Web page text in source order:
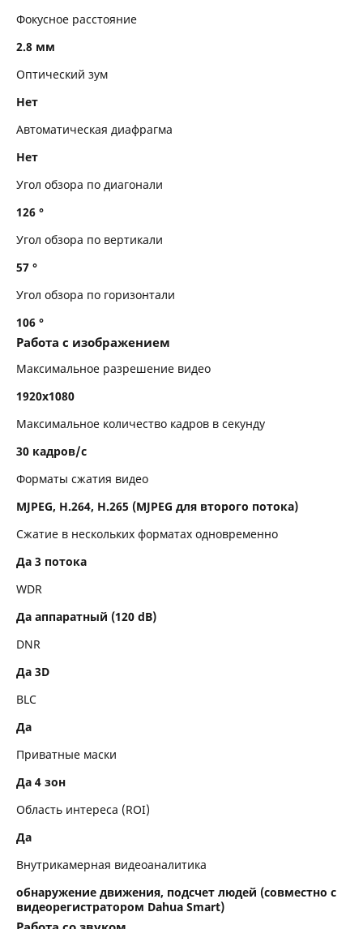
Фокусное расстояние
2.8 мм
Оптический зум
Нет
Автоматическая диафрагма
Нет
Угол обзора по диагонали
126 °
Угол обзора по вертикали
57 °
Угол обзора по горизонтали
106 °
Работа с изображением
Максимальное разрешение видео
1920x1080
Максимальное количество кадров в секунду
30 кадров/с
Форматы сжатия видео
MJPEG, H.264, H.265 (MJPEG для второго потока)
Сжатие в нескольких форматах одновременно
Да 3 потока
WDR
Да аппаратный (120 dB)
DNR
Да 3D
BLC
Да
Приватные маски
Да 4 зон
Область интереса (ROI)
Да
Внутрикамерная видеоаналитика
обнаружение движения, подсчет людей (совместно с
видеорегистратором Dahua Smart)